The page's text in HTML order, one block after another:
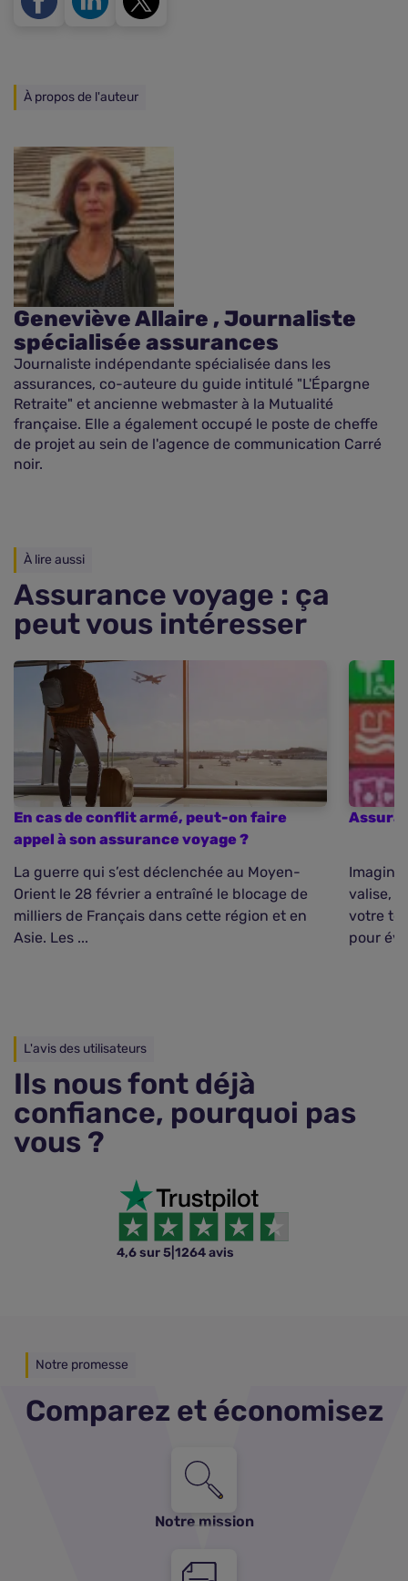
À propos de l'auteur
Geneviève Allaire , Journaliste
spécialisée assurances
Journaliste indépendante spécialisée dans les
assurances, co-auteure du guide intitulé "L'Épargne
Retraite" et ancienne webmaster à la Mutualité
française. Elle a également occupé le poste de cheffe
de projet au sein de l'agence de communication Carré
noir.
À lire aussi
Assurance voyage : ça
peut vous intéresser
En cas de conflit armé, peut-on faire
appel à son assurance voyage ?
La guerre qui s’est déclenchée au Moyen-
Orient le 28 février a entraîné le blocage de
milliers de Français dans cette région et en
Asie. Les ...
valise,
votre
pour
L'avis des utilisateurs
Ils nous font déjà
confiance, pourquoi pas
vous ?
4,6 sur 5 1264 avis
Notre promesse
Comparez et économisez
Notre mission